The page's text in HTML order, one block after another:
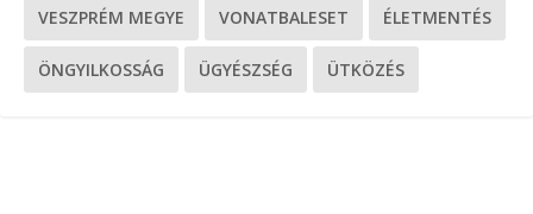
VESZPRÉM MEGYE VONATBALESET ÉLETMENTÉS
ÖNGYILKOSSÁG ÜGYÉSZSÉG ÜTKÖZÉS